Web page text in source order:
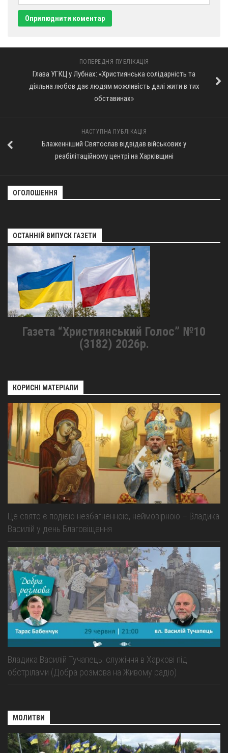
ПОПЕРЕДНЯ ПУБЛІКАЦІЯ
Глава УГКЦ у Лубнах: «Християнська солідарність та
діяльна любов дає людям можливість далі жити в тих
обставинах»
НАСТУПНА ПУБЛІКАЦІЯ
Блаженніший Святослав відвідав військових у
реабілітаційному центрі на Харківщині
ОГОЛОШЕННЯ
ОСТАННІЙ ВИПУСК ГАЗЕТИ
Газета “Християнський Голос” №10
(3182) 2026р.
КОРИСНІ МАТЕРІАЛИ
Це свято є подією незбагненною, неймовірною – Владика
Василій у день Благовіщення
Владика Василій Тучапець: служіння в Харкові під
обстрілами (Добра розмова на Живому радіо)
МОЛИТВИ